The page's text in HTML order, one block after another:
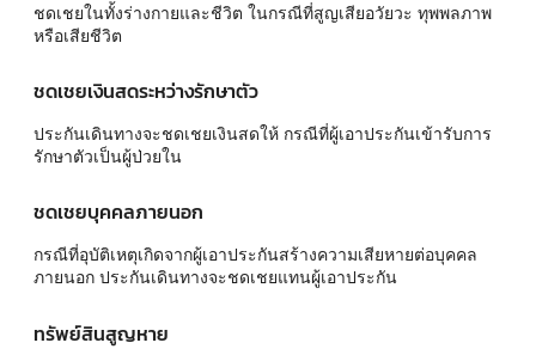
ชดเชยในทั้งร่างกายและชีวิต ในกรณีที่สูญเสียอวัยวะ ทุพพลภาพ
หรือเสียชีวิต
ชดเชยเงินสดระหว่างรักษาตัว
ประกันเดินทางจะชดเชยเงินสดให้ กรณีที่ผู้เอาประกันเข้ารับการ
รักษาตัวเป็นผู้ป่วยใน
ชดเชยบุคคลภายนอก
กรณีที่อุบัติเหตุเกิดจากผู้เอาประกันสร้างความเสียหายต่อบุคคล
ภายนอก ประกันเดินทางจะชดเชยแทนผู้เอาประกัน
ทรัพย์สินสูญหาย